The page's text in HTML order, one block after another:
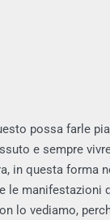
possa farle
e sempre
in questa forma
le manifestazioni
lo vediamo,